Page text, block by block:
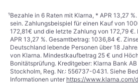
¹Bezahle in 6 Raten mit Klarna, * APR 13,27
sein. Zahlungsbeispiel für einen Kauf von
172,81€ und die letzte Zahlung von 172,79
APR 13,27 %. Gesamtbetrag: 1036,84 €.
Deutschland lebende Personen über 18
von Klarna. Mindestkaufbetrag 25 € und
Bonitätsprüfung. Kreditgeber: Klarna Bank
Stockholm, Reg. Nr.: 556737-0431. Siehe
Informationen unter https://www.klarna.com/